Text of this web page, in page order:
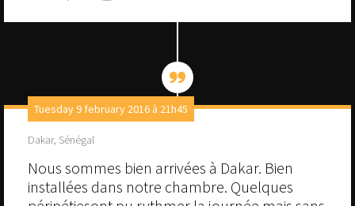
Tuesday 9 february 2016 à 21h45
Dakar, Sénégal
Nous sommes bien arrivées à Dakar. Bien
installées dans notre chambre. Quelques